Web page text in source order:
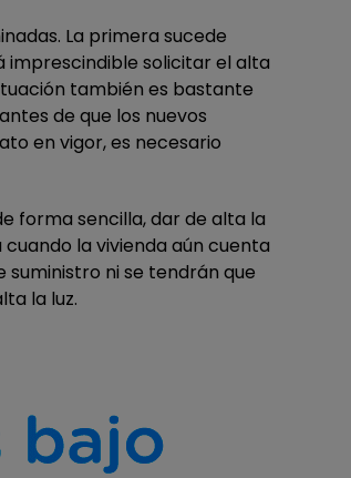
La primera sucede
imprescindible solicitar el alta
también es bastante
de que los nuevos
en vigor, es necesario
forma sencilla, dar de alta la
la vivienda aún cuenta
ni se tendrán que
la luz.